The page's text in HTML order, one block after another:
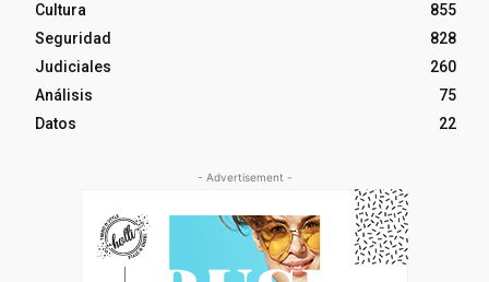
Cultura
855
Seguridad
828
Judiciales
260
Análisis
75
Datos
22
- Advertisement -